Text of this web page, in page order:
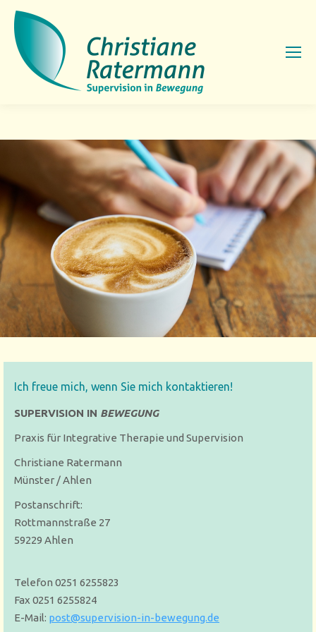
Ich freue mich, wenn Sie mich kontaktieren!
SUPERVISION IN BEWEGUNG
Praxis für Integrative Therapie und Supervision
Christiane Ratermann
Münster / Ahlen
Postanschrift:
Rottmannstraße 27
59229 Ahlen
Telefon 0251 6255823
Fax 0251 6255824
E-Mail: post@supervision-in-bewegung.de